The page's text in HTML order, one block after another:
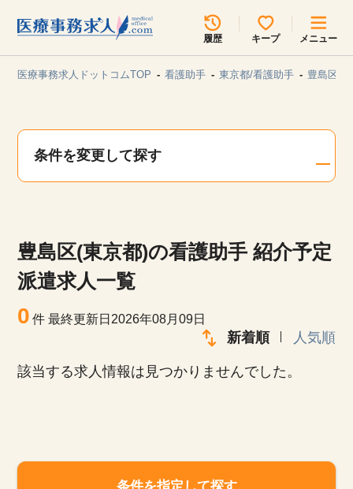
履歴 キープ メニュー
見学会・イベント情報
サイトの使い方
医療事務求人ドットコムTOP 看護助手 東京都/看護助手 豊島区/
条件を変更して探す
豊島区(東京都)の看護助手 紹介予定
派遣求人一覧
0 件最終更新日2026年08月09日
新着順 人気順
該当する求人情報は見つかりませんでした。
所在地のエリアを選択してください
各支店担当よりご連絡させていただきます。
関東
甲信越・北陸 中国・四国
九州・沖縄